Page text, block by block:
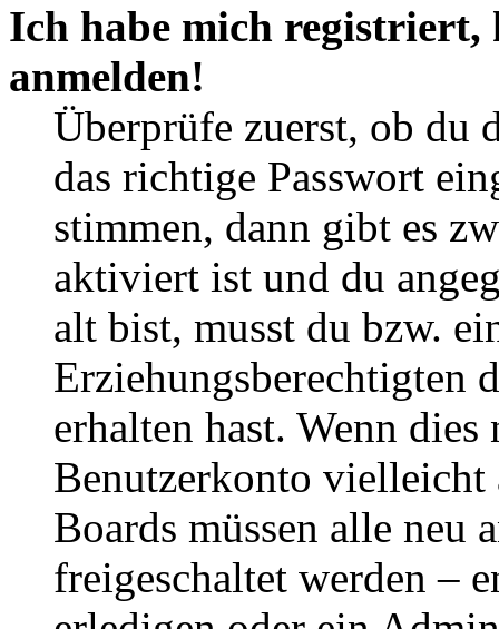
Ich habe mich
anmelden!
Überprüfe zuerst, ob du
das richtige Passwort
stimmen, dann gibt es
aktiviert ist und du
alt bist, musst du bzw.
Erziehungsberechtigten
erhalten hast. Wenn
Benutzerkonto
Boards müssen alle neu
freigeschaltet werden –